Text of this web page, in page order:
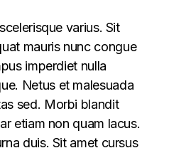
varius. Sit
mauris nunc congue
imperdiet nulla
Netus et malesuada
sed. Morbi blandit
etiam non quam lacus.
duis. Sit amet cursus